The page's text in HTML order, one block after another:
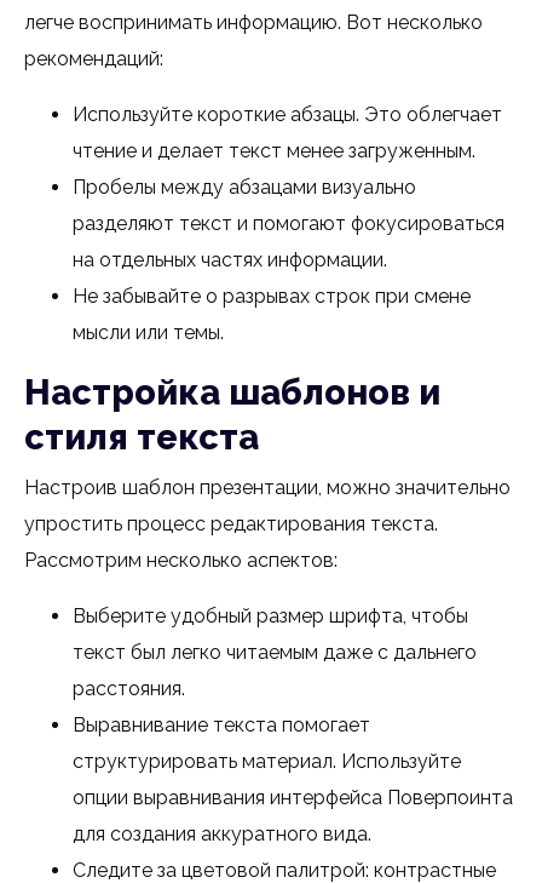
легче воспринимать информацию. Вот несколько
рекомендаций:
Используйте короткие абзацы. Это облегчает
чтение и делает текст менее загруженным.
Пробелы между абзацами визуально
разделяют текст и помогают фокусироваться
на отдельных частях информации.
Не забывайте о разрывах строк при смене
мысли или темы.
Настройка шаблонов и
стиля текста
Настроив шаблон презентации, можно значительно
упростить процесс редактирования текста.
Рассмотрим несколько аспектов:
Выберите удобный размер шрифта, чтобы
текст был легко читаемым даже с дальнего
расстояния.
Выравнивание текста помогает
структурировать материал. Используйте
опции выравнивания интерфейса Поверпоинта
для создания аккуратного вида.
Следите за цветовой палитрой: контрастные